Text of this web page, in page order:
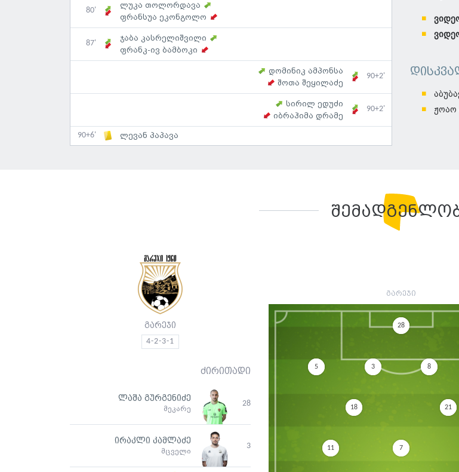
80'
ლუკა თოლორდავა
ფრანსუა ეკონგოლო
87'
ჯაბა კასრელიშვილი
ფრანკ-ივ ბამბოკი
დომინიკ ამპონსა
შოთა შეყილაძე
90+2'
სირილ ედუძი
იბრაჰიმა დრამე
90+2'
90+6' ლევან პაპავა
ჟოაო
გარეჯი
4-2-3-1
ძირითადი
28
ლაშა გურგენიძე
მეკარე
3
ირაკლი კამლაძე
მცველი
გარეჯი
28
5 3 8
18 21
11 7